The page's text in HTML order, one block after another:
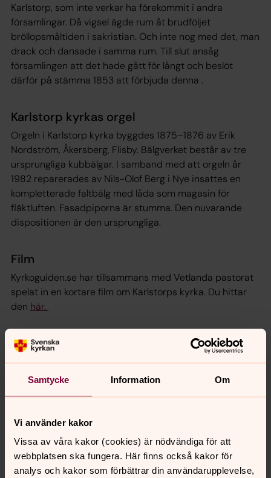
Samtycke Information Om
Vi använder kakor
Vissa av våra kakor (cookies) är nödvändiga för att
webbplatsen ska fungera. Här finns också kakor för
analys och kakor som förbättrar din användarupplevelse,
Karlstorp, som inte verkar ha förekommit i andra
församlingar. Då vigsel ägde rum åt brudföljet
bröllopsmåltiden i sakristian. Och inte nog med det, man
drack och dansade i samma rum. Till slut ansåg
församlingen att det hade gått för långt och beslöt
därför på stämma 1853 att förbjuda denna .
Karlstorp kyrkas orgel
Orgeln i Karlstorp kyrka byggdes 1875–1876 av Erik
Nordström, Åkersberg, Flisby. Bälgverket består av tre
ursprungliga kubbälgar. I samband med att orgeln år
1982 reparerades av Nils-Olof Berg i Nye insattes en
kompletterade faltbälg med låda som magasin för
fläktluften. Fasadpiporna är stumma. Den nuvarande
dispositionen är den ursprungliga.
Film
Kyrkoguiden.se har tillsammans med Vetlanda pastorat
spelat in en kortare film om Karlstorps kyrka. Du hittar
den här.
För att se innehållet behöver du acceptera kakor
för marknadsföring.
Alseda kyrka